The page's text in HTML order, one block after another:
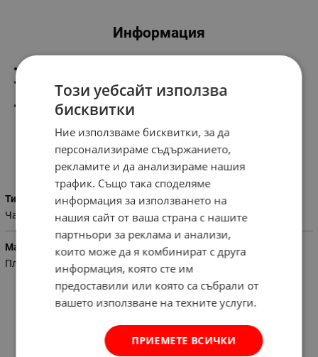
Информация
Различни видове и цветове
Характеристики
Тип
Чаши
Материал
Пластмаса
Този уебсайт използва
бисквитки
Ние използваме бисквитки, за да
персонализираме съдържанието,
рекламите и да анализираме нашия
трафик. Също така споделяме
информация за използването на
нашия сайт от ваша страна с нашите
партньори за реклама и анализи,
които може да я комбинират с друга
информация, която сте им
предоставили или която са събрали от
вашето използване на техните услуги.
ПРИЕМЕТЕ ВСИЧКИ